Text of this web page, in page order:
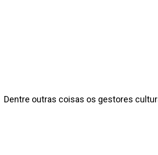
Dentre outras coisas os gestores